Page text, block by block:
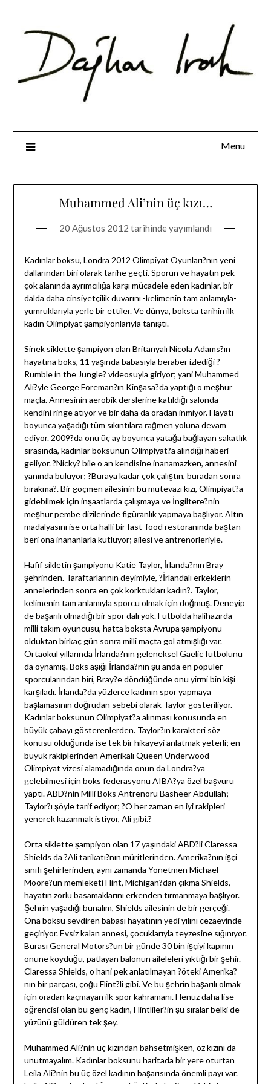
content
Menu
Muhammed Ali’nin üç kızı…
20 Ağustos 2012 tarihinde yayımlandı
Kadınlar boksu, Londra 2012 Olimpiyat Oyunları?nın yeni
dallarından biri olarak tarihe geçti. Sporun ve hayatın pek
çok alanında ayrımcılığa karşı mücadele eden kadınlar, bir
dalda daha cinsiyetçilik duvarını -kelimenin tam anlamıyla-
yumruklarıyla yerle bir ettiler. Ve dünya, boksta tarihin ilk
kadın Olimpiyat şampiyonlarıyla tanıştı.
Sinek siklette şampiyon olan Britanyalı Nicola Adams?ın
hayatına boks, 11 yaşında babasıyla beraber izlediği ?
Rumble in the Jungle? videosuyla giriyor; yani Muhammed
Ali?yle George Foreman?ın Kinşasa?da yaptığı o meşhur
maçla. Annesinin aerobik derslerine katıldığı salonda
kendini ringe atıyor ve bir daha da oradan inmiyor. Hayatı
boyunca yaşadığı tüm sıkıntılara rağmen yoluna devam
ediyor. 2009?da onu üç ay boyunca yatağa bağlayan sakatlık
sırasında, kadınlar boksunun Olimpiyat?a alındığı haberi
geliyor. ?Nicky? bile o an kendisine inanamazken, annesini
yanında buluyor; ?Buraya kadar çok çalıştın, buradan sonra
bırakma?. Bir göçmen ailesinin bu mütevazı kızı, Olimpiyat?a
gidebilmek için inşaatlarda çalışmaya ve İngiltere?nin
meşhur pembe dizilerinde figüranlık yapmaya başlıyor. Altın
madalyasını ise orta halli bir fast-food restoranında baştan
beri ona inananlarla kutluyor; ailesi ve antrenörleriyle.
Hafif sikletin şampiyonu Katie Taylor, İrlanda?nın Bray
şehrinden. Taraftarlarının deyimiyle, ?İrlandalı erkeklerin
annelerinden sonra en çok korktukları kadın?. Taylor,
kelimenin tam anlamıyla sporcu olmak için doğmuş. Deneyip
de başarılı olmadığı bir spor dalı yok. Futbolda halihazırda
milli takım oyuncusu, hatta boksta Avrupa şampiyonu
olduktan birkaç gün sonra milli maçta gol atmışlığı var.
Ortaokul yıllarında İrlanda?nın geleneksel Gaelic futbolunu
da oynamış. Boks aşığı İrlanda?nın şu anda en popüler
sporcularından biri, Bray?e döndüğünde onu yirmi bin kişi
karşıladı. İrlanda?da yüzlerce kadının spor yapmaya
başlamasının doğrudan sebebi olarak Taylor gösteriliyor.
Kadınlar boksunun Olimpiyat?a alınması konusunda en
büyük çabayı gösterenlerden. Taylor?ın karakteri söz
konusu olduğunda ise tek bir hikayeyi anlatmak yeterli; en
büyük rakiplerinden Amerikalı Queen Underwood
Olimpiyat vizesi alamadığında onun da Londra?ya
gelebilmesi için boks federasyonu AIBA?ya özel başvuru
yaptı. ABD?nin Milli Boks Antrenörü Basheer Abdullah;
Taylor?ı şöyle tarif ediyor; ?O her zaman en iyi rakipleri
yenerek kazanmak istiyor, Ali gibi.?
Orta siklette şampiyon olan 17 yaşındaki ABD?li Claressa
Shields da ?Ali tarikatı?nın müritlerinden. Amerika?nın işçi
sınıfı şehirlerinden, aynı zamanda Yönetmen Michael
Moore?un memleketi Flint, Michigan?dan çıkma Shields,
hayatın zorlu basamaklarını erkenden tırmanmaya başlıyor.
Şehrin yaşadığı bunalım, Shields ailesinin de bir gerçeği.
Ona boksu sevdiren babası hayatının yedi yılını cezaevinde
geçiriyor. Evsiz kalan annesi, çocuklarıyla teyzesine sığınıyor.
Burası General Motors?un bir günde 30 bin işçiyi kapının
önüne koyduğu, patlayan balonun aileleleri yıktığı bir şehir.
Claressa Shields, o hani pek anlatılmayan ?öteki Amerika?
nın bir parçası, çoğu Flint?li gibi. Ve bu şehrin başarılı olmak
için oradan kaçmayan ilk spor kahramanı. Henüz daha lise
öğrencisi olan bu genç kadın, Flintliler?in şu sıralar belki de
yüzünü güldüren tek şey.
Muhammed Ali?nin üç kızından bahsetmişken, öz kızını da
unutmayalım. Kadınlar boksunu haritada bir yere oturtan
Leila Ali?nin bu üç özel kadının başarısında önemli payı var.